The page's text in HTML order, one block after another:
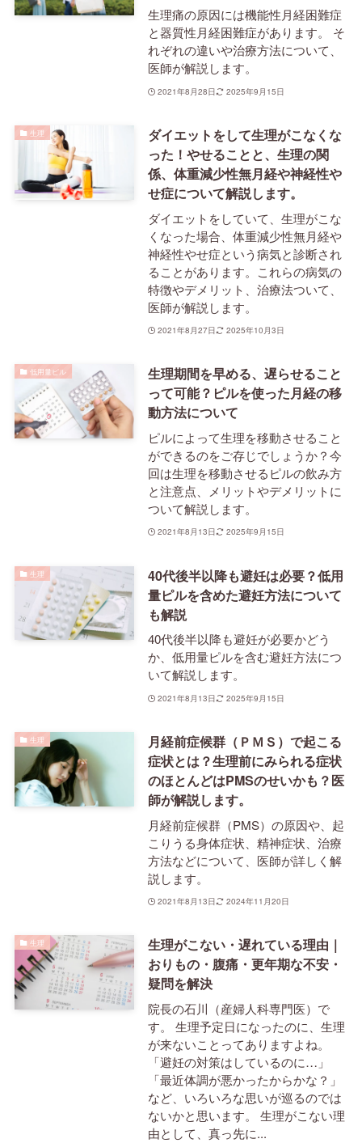
生理痛の原因には機能性月経困難症
と器質性月経困難症があります。 そ
れぞれの違いや治療方法について、
医師が解説します。
2021年8月28日 2025年9月15日
生理
ダイエットをして生理がこなくな
った！やせることと、生理の関
係、体重減少性無月経や神経性や
せ症について解説します。
ダイエットをしていて、生理がこな
くなった場合、体重減少性無月経や
神経性やせ症という病気と診断され
ることがあります。これらの病気の
特徴やデメリット、治療法ついて、
医師が解説します。
2021年8月27日 2025年10月3日
低用量ピル
生理期間を早める、遅らせること
って可能？ピルを使った月経の移
動方法について
ピルによって生理を移動させること
ができるのをご存じでしょうか？今
回は生理を移動させるピルの飲み方
と注意点、メリットやデメリットに
ついて解説します。
2021年8月13日 2025年9月15日
生理
40代後半以降も避妊は必要？低用
量ピルを含めた避妊方法について
も解説
40代後半以降も避妊が必要かどう
か、低用量ピルを含む避妊方法につ
いて解説します。
2021年8月13日 2025年9月15日
生理
月経前症候群（ＰＭＳ）で起こる
症状とは？生理前にみられる症状
のほとんどはPMSのせいかも？医
師が解説します。
月経前症候群（PMS）の原因や、起
こりうる身体症状、精神症状、治療
方法などについて、医師が詳しく解
説します。
2021年8月13日 2024年11月20日
生理
生理がこない・遅れている理由｜
おりもの・腹痛・更年期な不安・
疑問を解決
院長の石川（産婦人科専門医）で
す。 生理予定日になったのに、生理
が来ないことってありますよね。
「避妊の対策はしているのに…」
「最近体調が悪かったからかな？」
など、いろいろな思いが巡るのでは
ないかと思います。 生理がこない理
由として、真っ先に...